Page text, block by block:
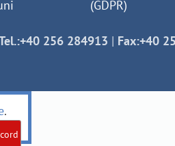
(GDPR)
256 284913 | Fax:+40
.